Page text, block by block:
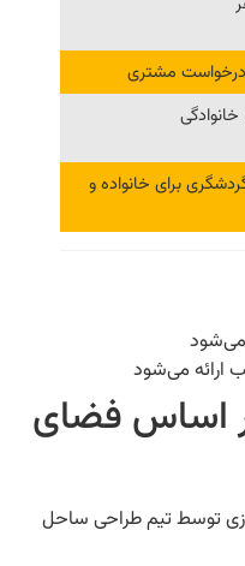
مشتری
خانواده و
فضای
تیم طراحی ساحل